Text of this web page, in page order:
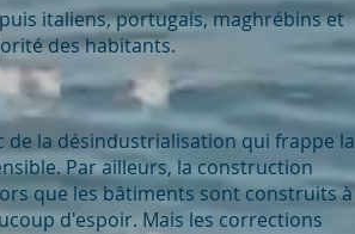
italiens, portugais, maghrébins et
des habitants.
de la désindustrialisation qui frappe la
Par ailleurs, la construction
que les bâtiments sont construits à
d'espoir. Mais les corrections